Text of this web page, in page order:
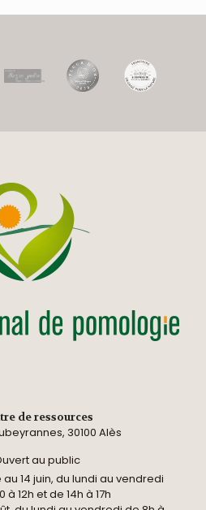
de ressources
30100 Alès
au public
14 juin, du lundi au vendredi
à 12h et de 14h à 17h